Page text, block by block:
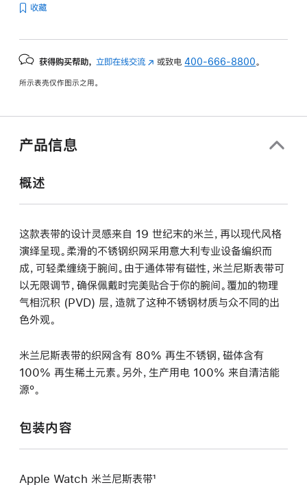
收藏
获得购买帮助， 立即在线交流 (在
中
或致电400-666-8800 。
所示表壳仅作图示之用。
产品信息
概述
这款表带的设计灵感来自 19 世纪末的米兰，再以现代风格
演绎呈现。柔滑的不锈钢织网采用意大利专业设备编织而
成，可轻柔缠绕于腕间。由于通体带有磁性，米兰尼斯表带可
以无限调节，确保佩戴时完美贴合于你的腕间。覆加的物理
气相沉积 (PVD) 层，造就了这种不锈钢材质与众不同的出
色外观。
米兰尼斯表带的织网含有 80% 再生不锈钢，磁体含有
100% 再生稀土元素。另外，生产用电 100% 来自清洁能
源º。
包装内容
Apple Watch 米兰尼斯表带¹